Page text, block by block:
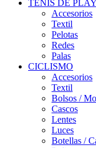
TENIS DE
Accesorios
Textil
Pelotas
Redes
Palas
CICLISMO
Accesorios
Textil
Bolsos /
Cascos
Lentes
Luces
Botellas /